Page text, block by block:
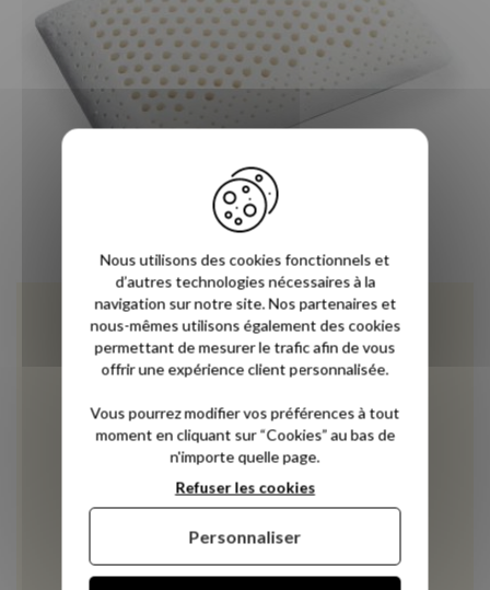
Nous utilisons des cookies fonctionnels et
d’autres technologies nécessaires à la
navigation sur notre site. Nos partenaires et
nous-mêmes utilisons également des cookies
permettant de mesurer le trafic afin de vous
offrir une expérience client personnalisée.
Vous pourrez modifier vos préférences à tout
moment en cliquant sur “Cookies” au bas de
n'importe quelle page.
Refuser les cookies
Personnaliser